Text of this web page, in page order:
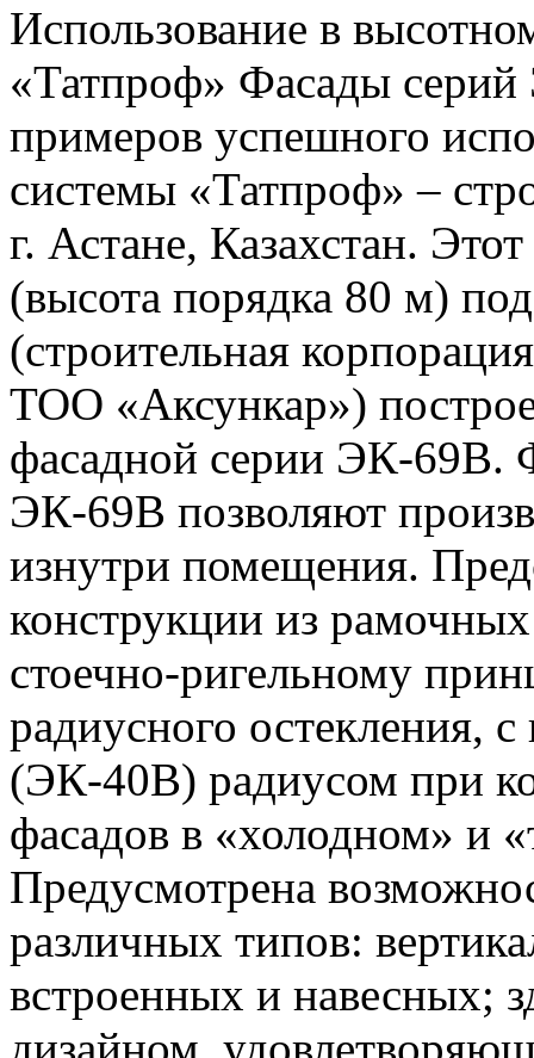
Использование в
«Татпроф» Фасады
примеров успешного
системы «Татпроф» –
г. Астане, Казахстан.
(высота порядка 80 м)
(строительная
ТОО «Аксункар»)
фасадной серии ЭК-69В.
ЭК-69В позволяют
изнутри помещения.
конструкции из
стоечно-ригельному
радиусного остекления,
(ЭК-40В) радиусом при
фасадов в «холодном» и
Предусмотрена
различных типов:
встроенных и навесных;
дизайном,